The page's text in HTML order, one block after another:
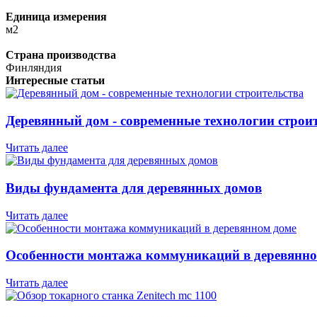
Единица измерения
м2
Страна производства
Финляндия
Интересные статьи
Деревянный дом - современные технологии
Читать далее
Виды фундамента для деревянных домов
Читать далее
Особенности монтажа коммуникаций в
Читать далее